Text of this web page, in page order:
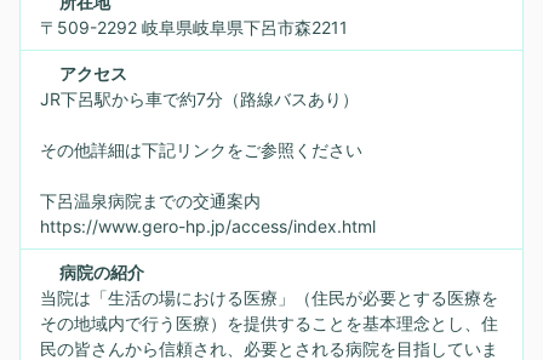
〒509-2292 岐阜県岐阜県下呂市森2211
アクセス
JR下呂駅から車で約7分（路線バスあり）
その他詳細は下記リンクをご参照ください
下呂温泉病院までの交通案内
https://www.gero-hp.jp/access/index.html
病院の紹介
当院は「生活の場における医療」（住民が必要とする医療を
その地域内で行う医療）を提供することを基本理念とし、住
民の皆さんから信頼され、必要とされる病院を目指していま